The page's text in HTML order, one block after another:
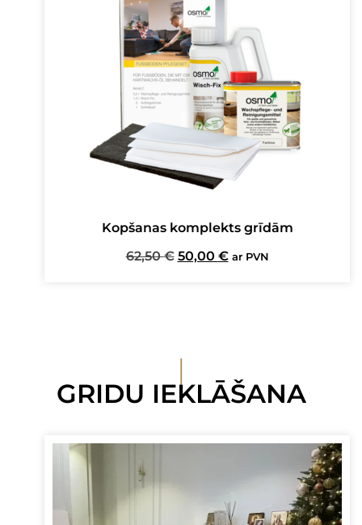
Kopšanas komplekts grīdām
62,50€ Original
50,00 €Current
ar PVN
I
GRIDU IEKLĀŠANA